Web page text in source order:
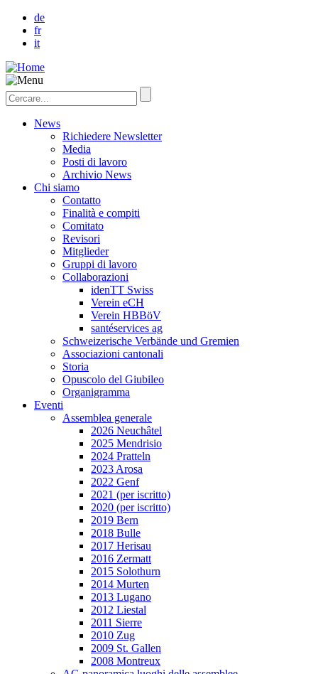
de
fr
it
News
Richiedere Newsletter
Media
Posti di lavoro
Archivio News
Chi siamo
Contatto
Finalità e compiti
Comitato
Revisori
Mitglieder
Gruppi di lavoro
Collaborazioni
idenTT Swiss
Verein eCH
Verein HBBöV
santéservices ag
Schweizerische Verbände und Gremien
Associazioni cantonali
Storia
Opuscolo del Giubileo
Organigramma
Eventi
Assemblea generale
2026 Neuchâtel
2025 Mendrisio
2024 Pratteln
2023 Arosa
2022 Genf
2021 (per iscritto)
2020 (per iscritto)
2019 Bern
2018 Bulle
2017 Herisau
2016 Zermatt
2015 Solothurn
2014 Murten
2013 Lugano
2012 Liestal
2011 Sierre
2010 Zug
2009 St. Gallen
2008 Montreux